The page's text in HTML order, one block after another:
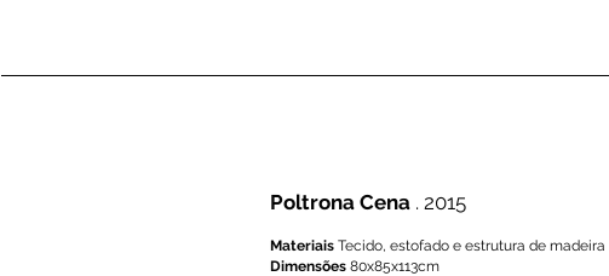
Poltrona Cena . 2015
Materiais Tecido, estofado e estrutura de madeira
Dimensões 80x85x113cm